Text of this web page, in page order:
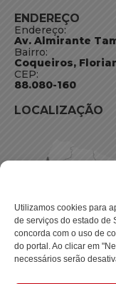
Utilizamos cookies para
de serviços do estado de
concorda com o uso de
do portal. Ao clicar em
necessários serão
ENDEREÇO
Endereço:
Av. Almirante
Bairro:
Coqueiros,
CEP:
88.080-160
LOCALIZAÇÃO